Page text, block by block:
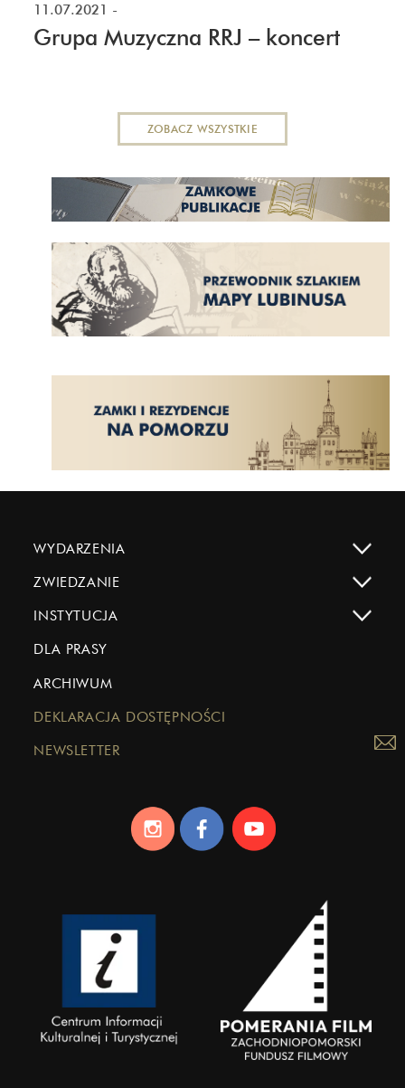
11.07.2021 -
Grupa Muzyczna RRJ – koncert
ZOBACZ WSZYSTKIE
WYDARZENIA
ZWIEDZANIE
INSTYTUCJA
DLA PRASY
ARCHIWUM
DEKLARACJA DOSTĘPNOŚCI
NEWSLETTER